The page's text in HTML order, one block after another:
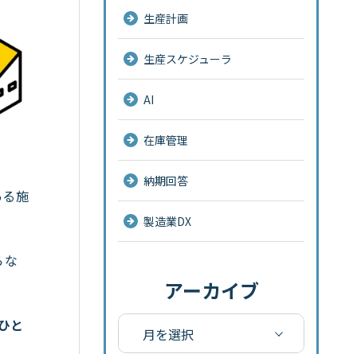
施
な
と
生産計画
生産スケジューラ
AI
在庫管理
納期回答
製造業DX
アーカイブ